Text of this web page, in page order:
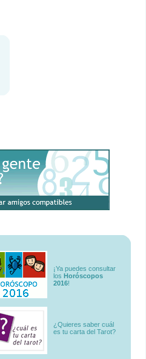
¡Ya puedes consultar
los Horóscopos
2016!
¿Quieres saber cuál
es tu carta del Tarot?